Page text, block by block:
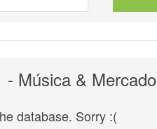
Música & Mercado
database. Sorry :(